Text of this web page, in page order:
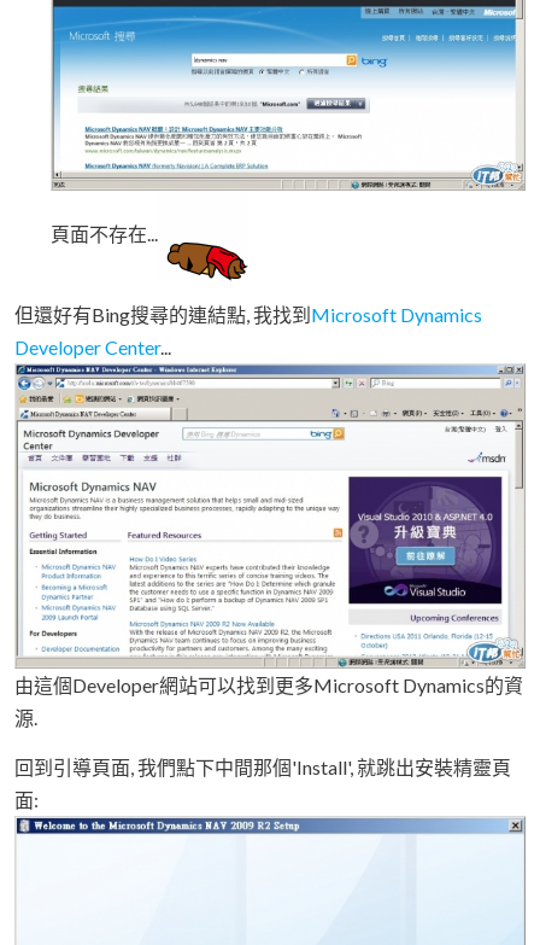
頁面不存在...
但還好有Bing搜尋的連結點, 我找到Microsoft Dynamics
Developer Center...
由這個Developer網站可以找到更多Microsoft Dynamics的資
源.
回到引導頁面, 我們點下中間那個'Install', 就跳出安裝精靈頁
面: